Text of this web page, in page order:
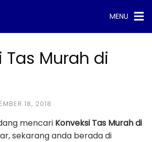
MENU
Tas Murah di
18, 2018
mencari Konveksi Tas Murah di
sekarang anda berada di